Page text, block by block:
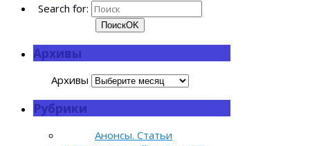
Search for:
ПоискOK
Архивы
Архивы
Рубрики
Анонсы. Статьи